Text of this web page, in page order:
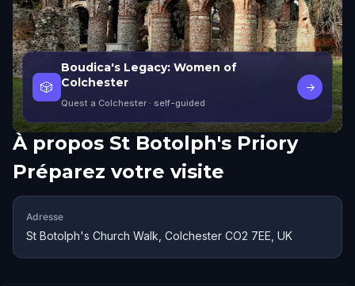
🎲
Boudica's Legacy: Women of
Colchester
Quest a Colchester · self-guided
→
À propos St Botolph's Priory
Préparez votre visite
Adresse
St Botolph's Church Walk, Colchester CO2 7EE, UK